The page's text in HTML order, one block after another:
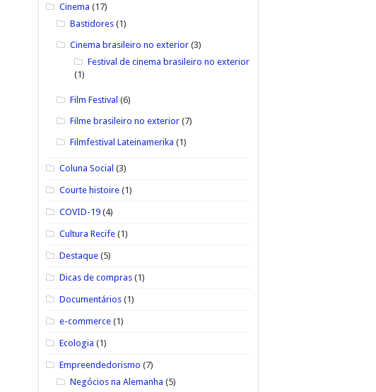
Cinema (17)
Bastidores(1)
Cinema brasileiro no exterior(3)
Festival de cinema brasileiro no exterior
(1)
Film Festival (6)
Filme brasileiro no exterior(7)
Filmfestival Lateinamerika (1)
Coluna Social (3)
Courte histoire(1)
COVID-19(4)
Cultura Recife(1)
Destaque(5)
Dicas de compras(1)
Documentários(1)
e-commerce(1)
Ecologia (1)
Empreendedorismo (7)
Negócios na Alemanha (5)